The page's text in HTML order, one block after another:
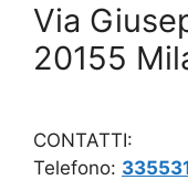
Via
20155
CONTATTI:
Telefono: